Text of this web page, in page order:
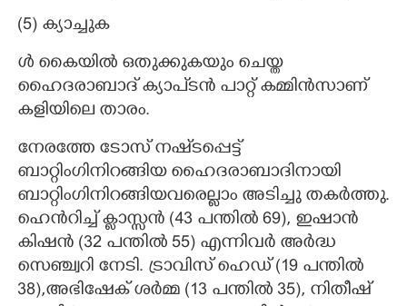
(5) ക്യാച്ചുക
ൾ കൈയിൽ ഒതുക്കുകയും ചെയ്ത
ഹൈദരാബാദ് ക്യാപ്ടൻ പാറ്റ് കമ്മിൻസാണ്
കളിയിലെ താരം.
നേരത്തേ ടോസ് നഷ്‌ടപ്പെട്ട്
ബാറ്റിംഗിനിറങ്ങിയ ഹൈദരാബാദിനായി
ബാറ്റിംഗിനിറങ്ങിയവരെല്ലാം അടിച്ചു തകർത്തു.
ഹെൻറിച്ച് ക്ലാസ്സൻ (43 പന്തിൽ 69), ഇഷാൻ
കിഷൻ (32 പന്തിൽ 55) എന്നിവർ അർദ്ധ
സെഞ്ച്വറി നേടി. ട്രാവിസ് ഹെഡ് (19 പന്തിൽ
38),അഭിഷേക് ശർമ്മ (13 പന്തിൽ 35), നിതീഷ്